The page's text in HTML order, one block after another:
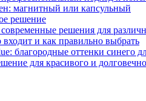
магнитный или капсульный
решение
решения для
и как правильно выбрать
благородные оттенки синего
для красивого и